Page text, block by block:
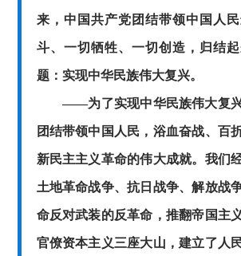
来，中国共产党团结带领中国人
斗、一切牺牲、一切创造，归结
题：实现中华民族伟大复兴。
——为了实现中华民族伟大复兴
团结带领中国人民，浴血奋战、百
新民主主义革命的伟大成就。我们
土地革命战争、抗日战争、解放战
命反对武装的反革命，推翻帝国主
官僚资本主义三座大山，建立了人